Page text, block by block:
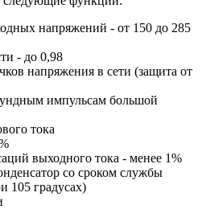
напряжений - от 150 до 285
- до 0,98
напряжения в сети (защита от
импульсам большой
тока
выходного тока - менее 1%
со сроком службы
105 градусах)